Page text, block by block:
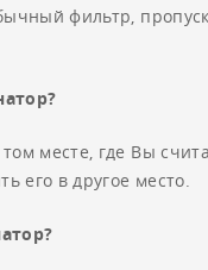
фильтр,
месте, где Вы
его в другое место.